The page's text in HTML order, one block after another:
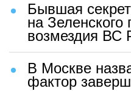
Бывшая
на Зеленского
возмездия ВС
В Москве
фактор